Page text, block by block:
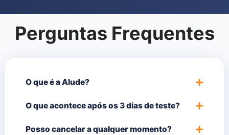
Perguntas Frequentes
O que é a Alude?
O que acontece após os 3 dias de teste?
Posso cancelar a qualquer momento?